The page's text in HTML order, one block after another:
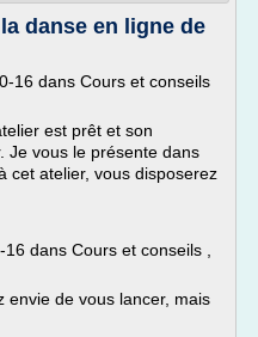
danse en ligne de
16 dans Cours et conseils
est prêt et son
Je vous le présente dans
cet atelier, vous disposerez
dans Cours et conseils ,
envie de vous lancer, mais